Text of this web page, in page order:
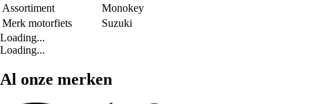
Assortiment
Monokey
Merk motorfiets
Suzuki
Loading...
Loading...
Al onze merken